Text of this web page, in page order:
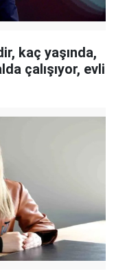
kaç yaşında,
çalışıyor, evli